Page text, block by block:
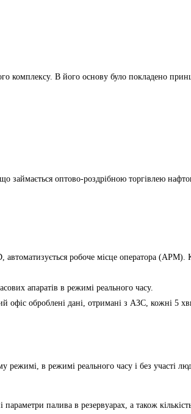
комплексу. В його основу було покладено
займається оптово-роздрібною торгівлею
робоче місце оператора
апаратів в режимі реального часу.
офіс оброблені дані, отримані з АЗС, кожні 5
в режимі реального часу і без участі
палива в резервуарах, а також